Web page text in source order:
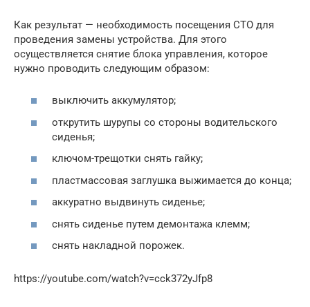
Как результат — необходимость посещения СТО для
проведения замены устройства. Для этого
осуществляется снятие блока управления, которое
нужно проводить следующим образом:
выключить аккумулятор;
открутить шурупы со стороны водительского
сиденья;
ключом-трещотки снять гайку;
пластмассовая заглушка выжимается до конца;
аккуратно выдвинуть сиденье;
снять сиденье путем демонтажа клемм;
снять накладной порожек.
https://youtube.com/watch?v=cck372yJfp8